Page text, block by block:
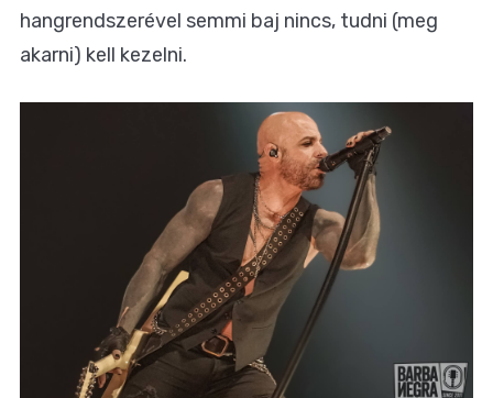
hangrendszerével semmi baj nincs, tudni (meg
akarni) kell kezelni.